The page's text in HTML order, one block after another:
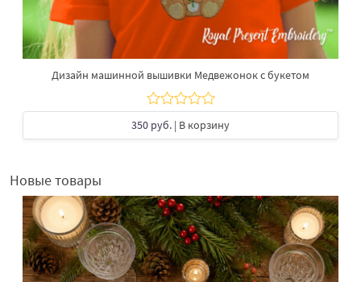
Дизайн машинной вышивки Медвежонок с букетом
350 руб. | В корзину
Новые товары